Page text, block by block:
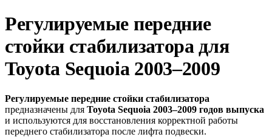
Регулируемые передние
стойки стабилизатора для
Toyota Sequoia 2003–2009
Регулируемые передние стойки стабилизатора
предназначены для Toyota Sequoia 2003–2009 годов выпуска
и используются для восстановления корректной работы
переднего стабилизатора после лифта подвески.